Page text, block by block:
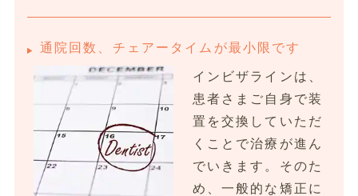
通院回数、チェアータイムが最小限です
インビザラインは、
患者さまご自身で装
置を交換していただ
くことで治療が進ん
でいきます。そのた
め、一般的な矯正に